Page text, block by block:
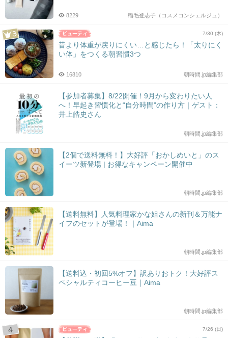
稲毛登志子（コスメコンシェルジュ）
8229
7/30 (木)
昔より体重が戻りにくい…と感じたら！「太りにく
い体」をつくる朝習慣3つ
朝時間.jp編集部
16810
【参加者募集】8/22開催！9月から変わりたい人
へ！早起き習慣化と“自分時間”の作り方｜ゲスト：
井上皓史さん
朝時間.jp編集部
【2個で送料無料！】大好評「おかしめいと」のス
イーツ新登場 | お得なキャンペーン開催中
朝時間.jp編集部
【送料無料】人気料理家かな姐さんの新刊＆万能ナ
イフのセットが登場！｜Aima
朝時間.jp編集部
【送料込・初回5%オフ】訳ありおトク！大好評ス
ペシャルティコーヒー豆｜Aima
朝時間.jp編集部
7/26 (日)